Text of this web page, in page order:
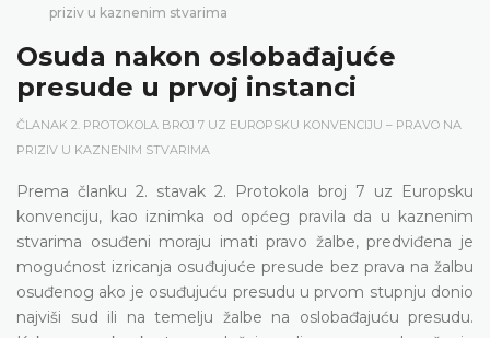
priziv u kaznenim stvarima
Osuda nakon oslobađajuće
presude u prvoj instanci
ČLANAK 2. PROTOKOLA BROJ 7 UZ EUROPSKU KONVENCIJU – PRAVO NA
PRIZIV U KAZNENIM STVARIMA
Prema članku 2. stavak 2. Protokola broj 7 uz Europsku
konvenciju, kao iznimka od općeg pravila da u kaznenim
stvarima osuđeni moraju imati pravo žalbe, predviđena je
mogućnost izricanja osuđujuće presude bez prava na žalbu
osuđenog ako je osuđujuću presudu u prvom stupnju donio
najviši sud ili na temelju žalbe na oslobađajuću presudu.